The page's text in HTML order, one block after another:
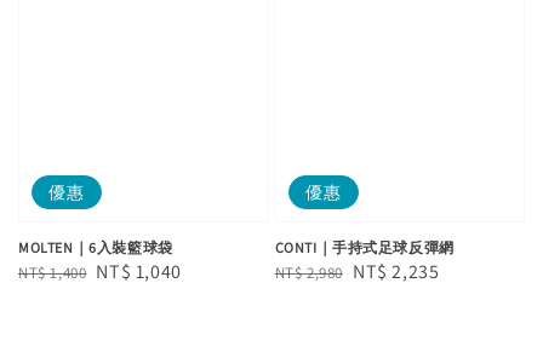
優惠
MOLTEN｜6入裝籃球袋
Regular
NT$ 1,400 Sale
NT$ 1,040
優惠
CONTI｜手持式足球反彈網
Regular
NT$ 2,980 Sale
NT$ 2,235